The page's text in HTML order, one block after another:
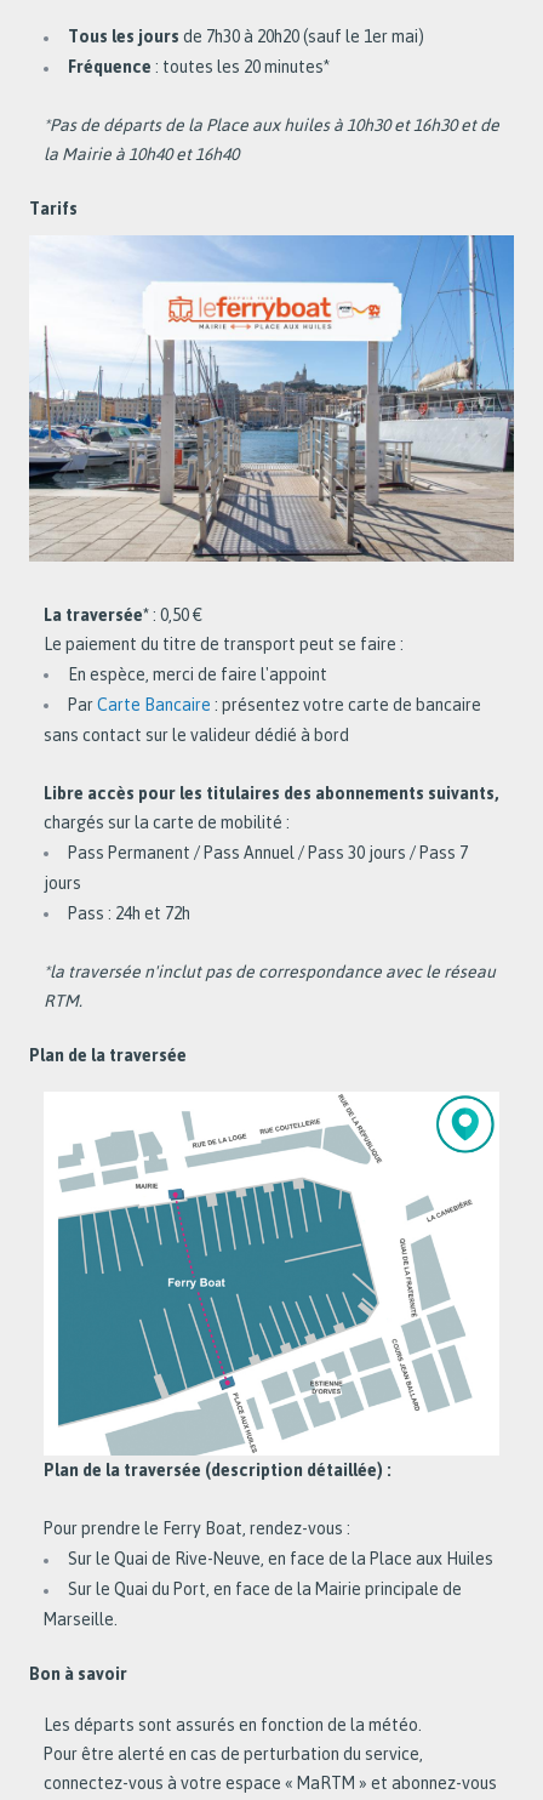
Tous les jours de 7h30 à 20h20 (sauf le 1er mai)
Fréquence : toutes les 20 minutes*
*Pas de départs de la Place aux huiles à 10h30 et 16h30 et de
la Mairie à 10h40 et 16h40
Tarifs
La traversée*: 0,50 €
Le paiement du titre de transport peut se faire :
En espèce, merci de faire l'appoint
ParCarte Bancaire : présentez votre carte de bancaire
sans contact sur le valideur dédié à bord
Libre accès pour les titulaires des abonnements suivants,
chargés sur la carte de mobilité :
Pass Permanent / Pass Annuel / Pass 30 jours / Pass 7
jours
Pass : 24h et 72h
*la traversée n'inclut pas de correspondance avec le réseau
RTM.
Plan de la traversée
Plan de la traversée (description détaillée) :
Pour prendre le Ferry Boat, rendez-vous :
Sur le Quai de Rive-Neuve, en face de la Place aux Huiles
Sur le Quai du Port, en face de la Mairie principale de
Marseille.
Bon à savoir
Les départs sont assurés en fonction de la météo.
Pour être alerté en cas de perturbation du service,
connectez-vous à votre espace « MaRTM » et abonnez-vous